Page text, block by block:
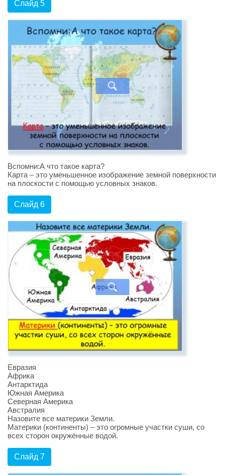
Слайд 5
Вспомни:А что такое карта?
Карта – это уменьшенное изображение земной поверхности
на плоскости с помощью условных знаков.
Слайд 6
Евразия
Африка
Антарктида
Южная Америка
Северная Америка
Австралия
Назовите все материки Земли.
Материки (континенты) – это огромные участки суши, со
всех сторон окружённые водой.
Слайд 7